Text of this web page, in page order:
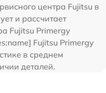
центра Fujitsu в
и рассчитает
Fujitsu Primergy
Fujitsu Primergy
в среднем
деталей.